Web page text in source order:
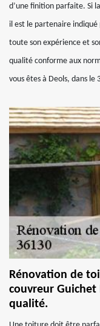
d’une finition parfaite. Si
il est le partenaire indiqué
toute son expérience et
qualité conforme aux
vous êtes à Deols, dans
Rénovation de
couvreur Guichet
qualité.